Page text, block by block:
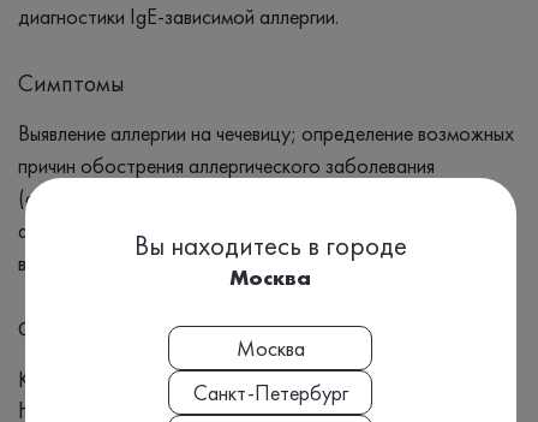
диагностики IgE-зависимой аллергии.
Симптомы
Выявление аллергии на чечевицу; определение возможных
причин обострения аллергического заболевания
(аллергического ринита/риноконъюнктивита,
атопического дерматита, крапивницы и т.д.); при поиске
возможных аллергенов при идиопатической анафилаксии.
Формат выдачи результата
Количественный
Номенклатура МЗ РФ, Приказ №804н:
Вы находитесь в городе
Москва
Москва
Санкт-Петербург